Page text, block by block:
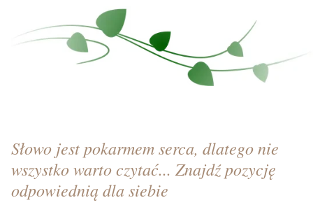
Słowo jest pokarmem serca, dlatego nie
wszystko warto czytać... Znajdź pozycję
odpowiednią dla siebie